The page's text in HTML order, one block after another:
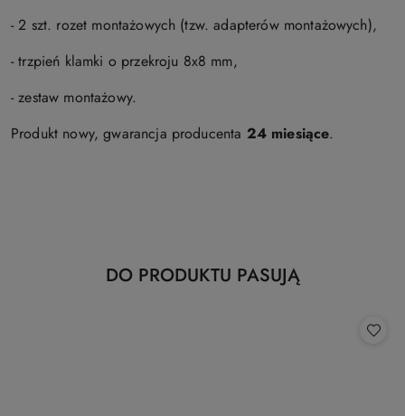
- 2 szt. rozet montażowych (tzw. adapterów montażowych),
- trzpień klamki o przekroju 8x8 mm,
- zestaw montażowy.
Produkt nowy, gwarancja producenta 24 miesiące.
Pomiń karuzelę produktów
Produkty
DO PRODUKTU PASUJĄ